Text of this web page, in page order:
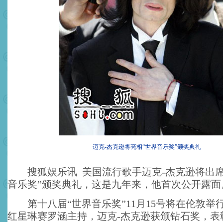
迈克-杰克逊将亮相“世界音乐奖”颁奖典礼
搜狐娱乐讯 美国流行歌手迈克-杰克逊将出
音乐奖”颁奖典礼，这是九年来，他首次公开露面
第十八届“世界音乐奖”11月15号将在伦敦举
红星琳赛罗涵主持，迈克-杰克逊获颁钻石奖，